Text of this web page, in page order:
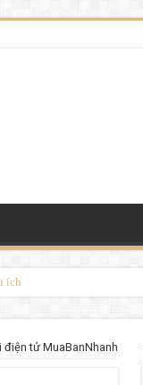
ích
tử MuaBanNhanh